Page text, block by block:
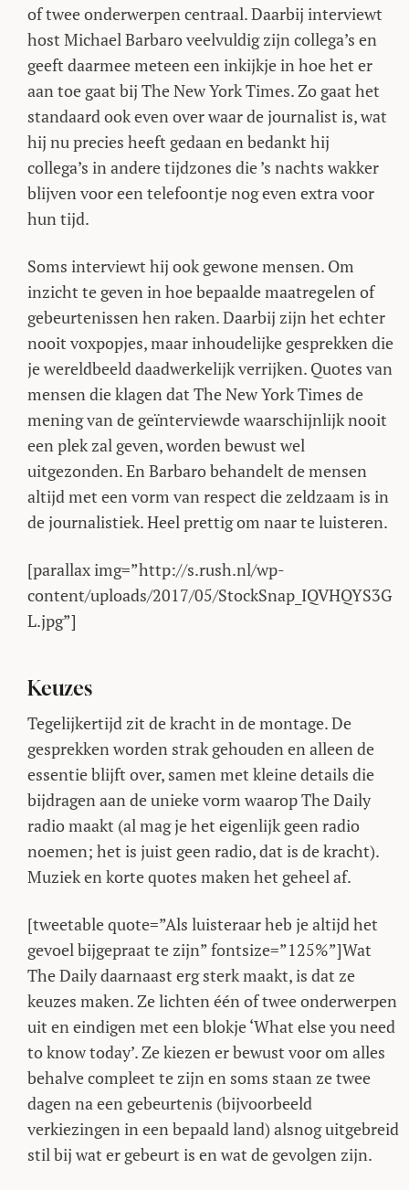
of twee onderwerpen centraal. Daarbij interviewt
host Michael Barbaro veelvuldig zijn collega’s en
geeft daarmee meteen een inkijkje in hoe het er
aan toe gaat bij The New York Times. Zo gaat het
standaard ook even over waar de journalist is, wat
hij nu precies heeft gedaan en bedankt hij
collega’s in andere tijdzones die ’s nachts wakker
blijven voor een telefoontje nog even extra voor
hun tijd.
Soms interviewt hij ook gewone mensen. Om
inzicht te geven in hoe bepaalde maatregelen of
gebeurtenissen hen raken. Daarbij zijn het echter
nooit voxpopjes, maar inhoudelijke gesprekken die
je wereldbeeld daadwerkelijk verrijken. Quotes van
mensen die klagen dat The New York Times de
mening van de geïnterviewde waarschijnlijk nooit
een plek zal geven, worden bewust wel
uitgezonden. En Barbaro behandelt de mensen
altijd met een vorm van respect die zeldzaam is in
de journalistiek. Heel prettig om naar te luisteren.
[parallax img=”http://s.rush.nl/wp-
content/uploads/2017/05/StockSnap_IQVHQYS3G
L.jpg”]
Keuzes
Tegelijkertijd zit de kracht in de montage. De
gesprekken worden strak gehouden en alleen de
essentie blijft over, samen met kleine details die
bijdragen aan de unieke vorm waarop The Daily
radio maakt (al mag je het eigenlijk geen radio
noemen; het is juist geen radio, dat is de kracht).
Muziek en korte quotes maken het geheel af.
[tweetable quote=”Als luisteraar heb je altijd het
gevoel bijgepraat te zijn” fontsize=”125%”]Wat
The Daily daarnaast erg sterk maakt, is dat ze
keuzes maken. Ze lichten één of twee onderwerpen
uit en eindigen met een blokje ‘What else you need
to know today’. Ze kiezen er bewust voor om alles
behalve compleet te zijn en soms staan ze twee
dagen na een gebeurtenis (bijvoorbeeld
verkiezingen in een bepaald land) alsnog uitgebreid
stil bij wat er gebeurt is en wat de gevolgen zijn.